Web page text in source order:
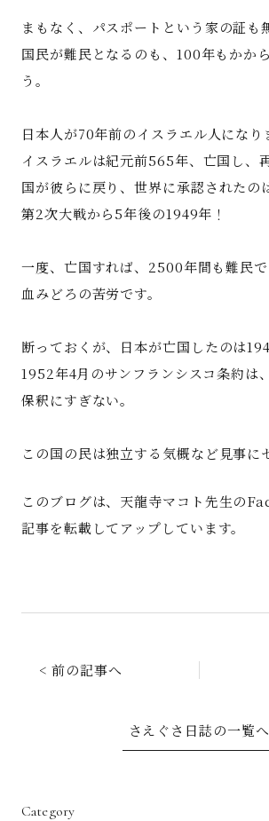
まもなく、パスポートという家の証も
国民が難民となるのも、100年もかか
う。
日本人が70年前のイスラエル人になり
イスラエルは紀元前565年、亡国し、再
国が彼らに戻り、世界に承認されたの
第2次大戦から5年後の1949年！
一度、亡国すれば、2500年間も難民で
血みどろの苦労です。
断っておくが、日本が亡国したのは
1952年4月のサンフランシスコ条約は、
保釈にすぎない。
この国の民は独立する気概など見事に
このブログは、天龍寺マコト先生の
記事を転載してアップしています。
< 前の記事へ
さえぐさ日誌の一覧へ
Category